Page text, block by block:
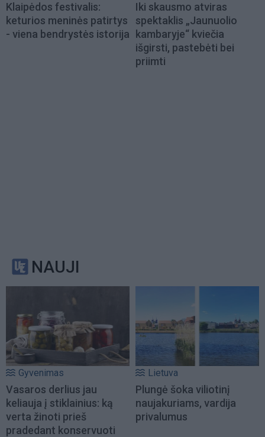
Klaipėdos festivalis:
keturios meninės patirtys
- viena bendrystės istorija
Iki skausmo atviras
spektaklis „Jaunuolio
kambaryje“ kviečia
išgirsti, pastebėti bei
priimti
NAUJI
Gyvenimas
Vasaros derlius jau
keliauja į stiklainius: ką
verta žinoti prieš
pradedant konservuoti
Lietuva
Plungė šoka viliotinį
naujakuriams, vardija
privalumus